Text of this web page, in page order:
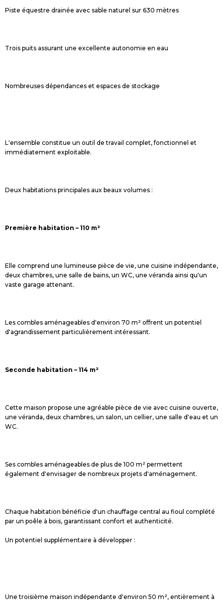
Piste équestre drainée avec sable naturel sur 630 mètres
Trois puits assurant une excellente autonomie en eau
Nombreuses dépendances et espaces de stockage
L'ensemble constitue un outil de travail complet, fonctionnel et
immédiatement exploitable.
Deux habitations principales aux beaux volumes :
Première habitation – 110 m²
Elle comprend une lumineuse pièce de vie, une cuisine indépendante,
deux chambres, une salle de bains, un WC, une véranda ainsi qu'un
vaste garage attenant.
Les combles aménageables d'environ 70 m² offrent un potentiel
d'agrandissement particulièrement intéressant.
Seconde habitation – 114 m²
Cette maison propose une agréable pièce de vie avec cuisine ouverte,
une véranda, deux chambres, un salon, un cellier, une salle d'eau et un
WC.
Ses combles aménageables de plus de 100 m² permettent
également d'envisager de nombreux projets d'aménagement.
Chaque habitation bénéficie d'un chauffage central au fioul complété
par un poêle à bois, garantissant confort et authenticité.
Un potentiel supplémentaire à développer :
Une troisième maison indépendante d'environ 50 m², entièrement à